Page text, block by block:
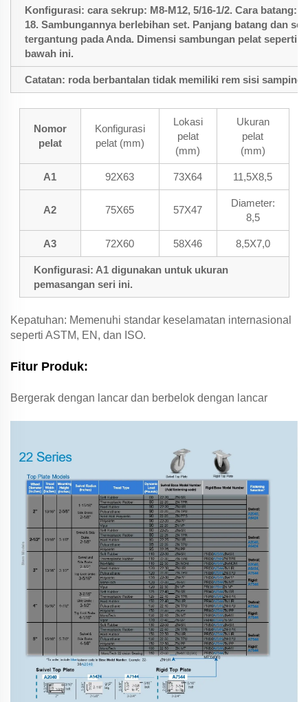
Konfigurasi: cara sekrup: M8-M12, 5/16-1/2. Cara batang:
18. Sambungannya berlebihan set. Panjang batang dan
tergantung pada Anda. Dimensi sambungan pelat seperti
bawah ini.
Catatan: roda berbantalan tidak memiliki rem sisi samping.
Nomor
pelat
Konfigurasi
pelat (mm)
Lokasi
pelat
(mm)
Ukuran
pelat
(mm)
A1 92X63 73X64 11,5X8,5
A2 75X65 57X47
Diameter:
8,5
A3 72X60 58X46 8,5X7,0
Konfigurasi: A1 digunakan untuk ukuran
pemasangan seri ini.
Kepatuhan: Memenuhi standar keselamatan internasional
seperti ASTM, EN, dan ISO.
Fitur Produk:
Bergerak dengan lancar dan berbelok dengan lancar